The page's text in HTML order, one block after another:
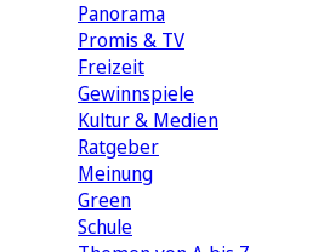
Panorama
Promis & TV
Freizeit
Gewinnspiele
Kultur & Medien
Ratgeber
Meinung
Green
Schule